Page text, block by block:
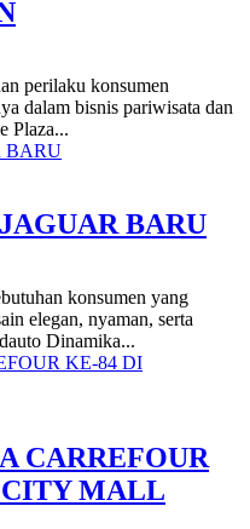
perilaku konsumen
dalam bisnis pariwisata dan
Plaza...
BARU
konsumen yang
elegan, nyaman, serta
Dinamika...
CARREFOUR
MALL